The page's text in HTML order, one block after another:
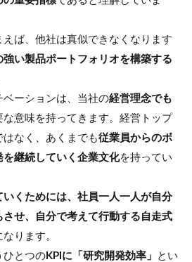
ば、他社は真似できなくなります
い製品ポートフォリオを構築する
ーションは、当社の経営理念でも
な意味を持ってきます。経営トップ
なく、あくまでも従業員からのボ
を継続していく企業文化を持ってい
くためには、社員一人一人が自分
せ、自分で考えて行動する自走式
なります。
とつのKPIに「研究開発効率」 とい